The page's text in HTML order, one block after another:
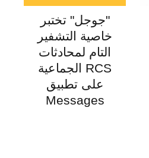
"جوجل" تختبر
خاصية التشفير
التام لمحادثات
RCS الجماعية
على تطبيق
Messages